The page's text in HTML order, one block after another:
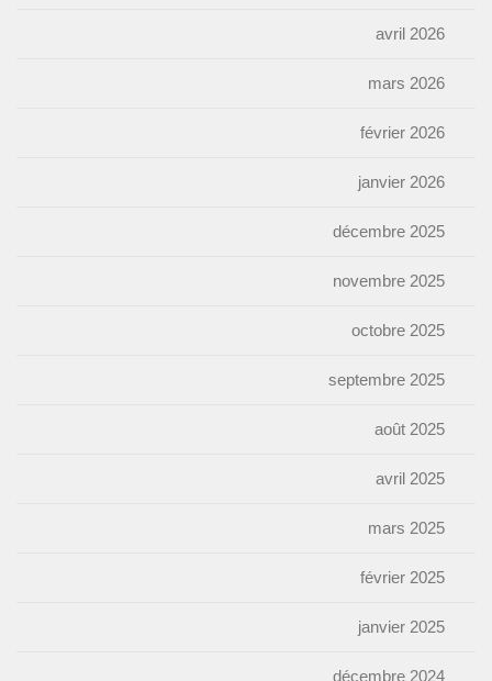
avril 2026
mars 2026
février 2026
janvier 2026
décembre 2025
novembre 2025
octobre 2025
septembre 2025
août 2025
avril 2025
mars 2025
février 2025
janvier 2025
décembre 2024